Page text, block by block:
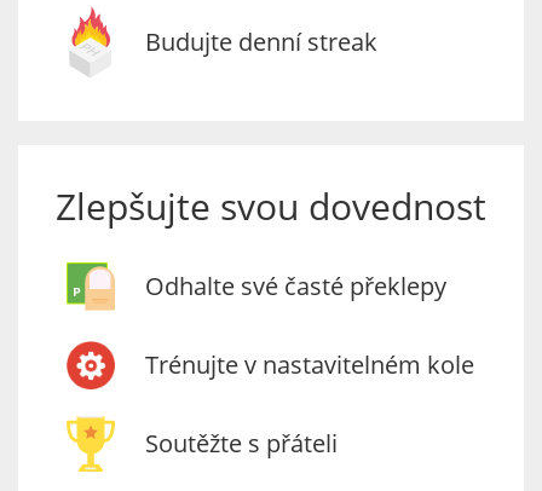
Budujte denní streak
Zlepšujte svou dovednost
Odhalte své časté překlepy
Trénujte v nastavitelném kole
Soutěžte s přáteli